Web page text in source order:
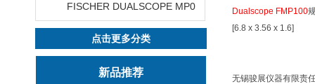
FISCHER DUALSCOPE MP0
点击更多分类
新品推荐
Dualscope FMP100
[6.8 x 3.56 x 1.6]
无锡骏展仪器有限责